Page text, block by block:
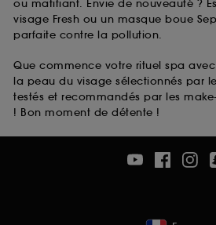
ou matifiant. Envie de nouveauté ?
visage Fresh ou un masque boue
parfaite contre la pollution.
Que commence votre rituel spa
la peau du visage sélectionnés par
testés et recommandés par les
! Bon moment de détente !